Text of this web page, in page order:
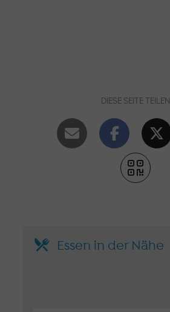
DIESE SEITE TEILEN
Essen in der Nähe